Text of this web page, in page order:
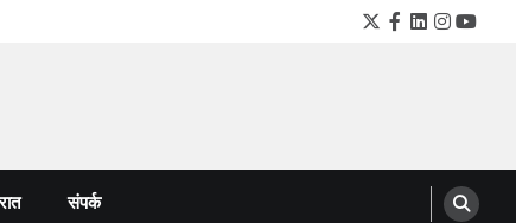
Twitter
Facebook
LinkedIn
संपर्क